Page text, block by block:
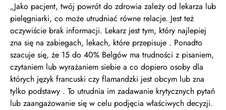
„Jako pacjent, twój powrót do zdrowia zależy od lekarza lub
pielęgniarki, co może utrudniać równe relacje. Jest też
oczywiście brak informacji. Lekarz jest tym, który najlepiej
zna się na zabiegach, lekach, które przepisuje . Ponadto
szacuje się, że 15 do 40% Belgów ma trudności z pisaniem,
czytaniem lub wyrażaniem siebie a co dopiero osoby dla
których język francuski czy flamandzki jest obcym lub zna
tylko podstawy . To utrudnia im zadawanie krytycznych pytań
lub zaangażowanie się w celu podjęcia właściwych decyzji.